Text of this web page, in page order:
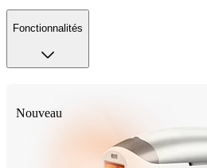
Fonctionnalités
Nouveau